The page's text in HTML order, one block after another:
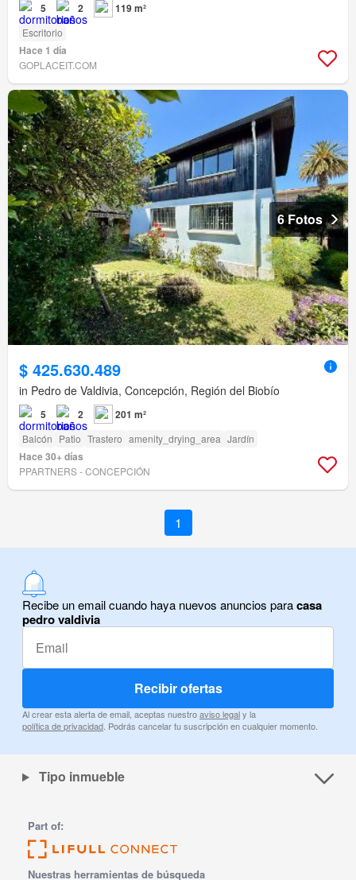
5 2 119 m²
Escritorio
Hace 1 día
GOPLACEIT.COM
6 Fotos
$ 425.630.489
in Pedro de Valdivia, Concepción, Región del Biobío
5 2 201 m²
Balcón Patio Trastero amenity_drying_area Jardín
Hace 30+ días
PPARTNERS - CONCEPCIÓN
1
Recibe un email cuando haya nuevos anuncios paracasa
pedro valdivia
Recibir ofertas
Al crear esta alerta de email, aceptas nuestroaviso legaly la
política de privacidad. Podrás cancelar tu suscripción en cualquier momento.
Tipo inmueble
Part of:
Nuestras herramientas de búsqueda